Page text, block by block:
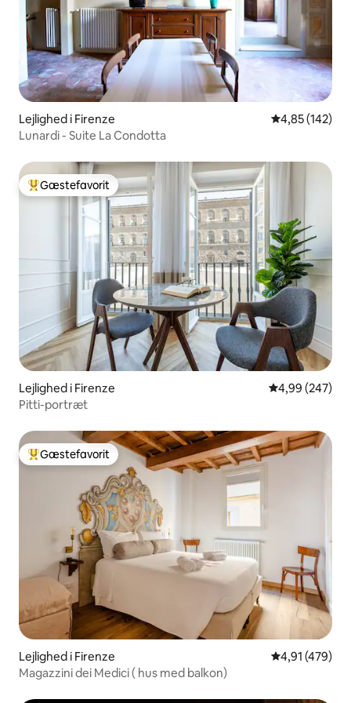
Lejlighed i Firenze 4,85 ud af 5 i
4,85 (142)
Lunardi - Suite La Condotta
Bedste gæstefavorit
Gæstefavorit
Lejlighed i Firenze 4,99 ud af 5 i
4,99 (247)
Pitti-portræt
Bedste gæstefavorit
Gæstefavorit
Lejlighed i Firenze 4,91 ud af 5 i
4,91 (479)
Magazzini dei Medici ( hus med balkon)